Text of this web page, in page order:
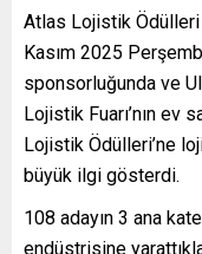
Atlas Lojistik Ödülleri
Kasım 2025
sponsorluğunda ve
Lojistik Fuarı’nın
Lojistik Ödülleri’ne
büyük ilgi gösterdi.
108 adayın 3 ana
endüstrisine